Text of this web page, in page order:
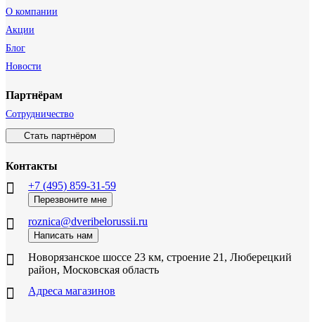
О компании
Акции
Блог
Новости
Партнёрам
Сотрудничество
Стать партнёром
Контакты
+7 (495) 859-31-59
Перезвоните мне
roznica@dveribelorussii.ru
Написать нам
Новорязанское шоссе 23 км, строение 21, Люберецкий
район, Московская область
Адреса магазинов